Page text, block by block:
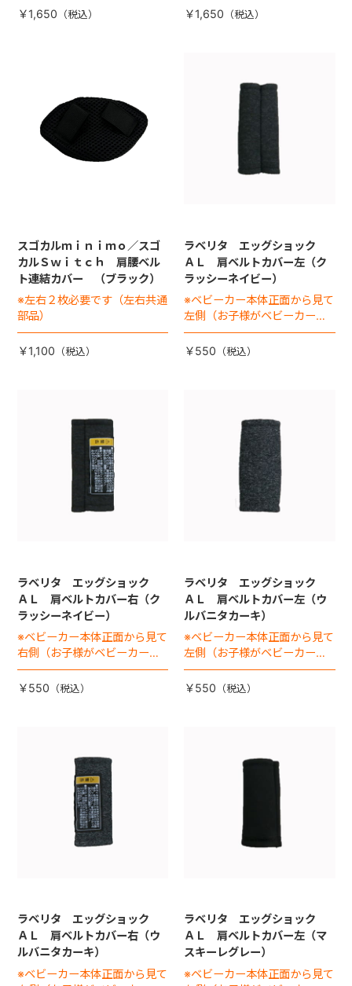
￥1,650 ￥1,650
スゴカルｍｉｎｉｍｏ／スゴ
カルＳｗｉｔｃｈ 肩腰ベル
ト連結カバー （ブラック）
※左右２枚必要です（左右共通
部品）
￥1,100
ラベリタ エッグショック
ＡＬ 肩ベルトカバー左（ク
ラッシーネイビー）
※ベビーカー本体正面から見て
左側（お子様がベビーカーに
座った状態で右手側となりま
す）
￥550
ラベリタ エッグショック
ＡＬ 肩ベルトカバー右（ク
ラッシーネイビー）
※ベビーカー本体正面から見て
右側（お子様がベビーカーに
座った状態で左手側となりま
す）
￥550
ラベリタ エッグショック
ＡＬ 肩ベルトカバー左（ウ
ルバニタカーキ）
※ベビーカー本体正面から見て
左側（お子様がベビーカーに
座った状態で右手側となりま
す）
￥550
ラベリタ エッグショック
ＡＬ 肩ベルトカバー右（ウ
ルバニタカーキ）
※ベビーカー本体正面から見て
ラベリタ エッグショック
ＡＬ 肩ベルトカバー左（マ
スキーレグレー）
※ベビーカー本体正面から見て